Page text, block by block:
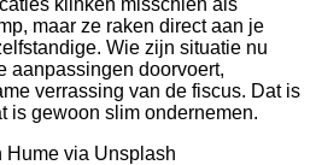
maar ze raken direct aan je
Wie zijn situatie nu
aanpassingen doorvoert,
verrassing van de fiscus. Dat is
is gewoon slim ondernemen.
Hume via Unsplash